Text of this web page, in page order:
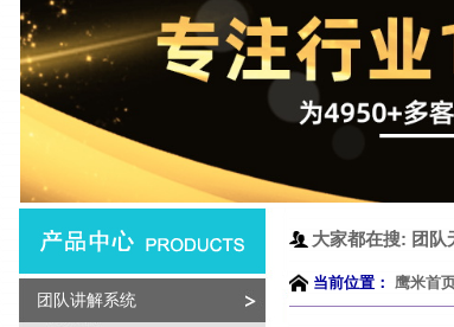
团队讲解系统
大家都在搜: 团队
当前位置： 鹰米首